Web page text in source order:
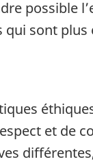
possible
sont
et de